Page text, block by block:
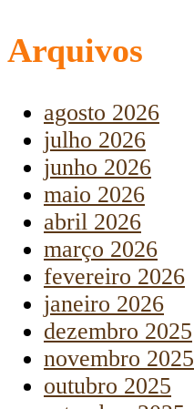
Arquivos
agosto 2026
julho 2026
junho 2026
maio 2026
abril 2026
março 2026
fevereiro 2026
janeiro 2026
dezembro 2025
novembro 2025
outubro 2025